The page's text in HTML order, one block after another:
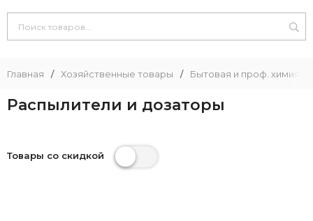
Главная / Хозяйственные товары / Бытовая и проф. химия
Распылители и дозаторы
Товары со скидкой